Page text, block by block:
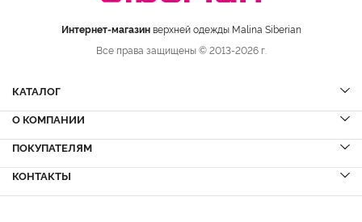
Интернет-магазинверхней одежды Malina Siberian
Все права защищены © 2013-2026 г.
КАТАЛОГ
Шубы
Шубы из норки
Шубы из куницы
Дубленки
О КОМПАНИИ
Вопрос-ответ
Сервисный центр
ПОКУПАТЕЛЯМ
Акции
Доставка и оплата
КОНТАКТЫ